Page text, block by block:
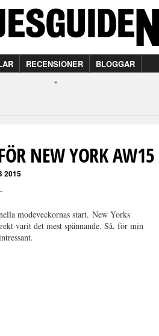
RECENSIONER BLOGGAR
NEW YORK AW15
2015
modeveckornas start. New Yorks
varit det mest spännande. Så, för min